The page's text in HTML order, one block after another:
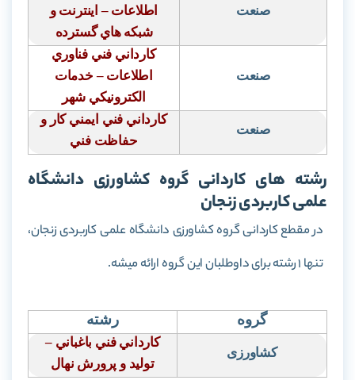
صنعت
اطلاعات – اينترنت و
شبكه هاي گسترده
صنعت
كارداني فني فناوري
اطلاعات – خدمات
الكترونيكي شهر
صنعت
كارداني فني ايمني كار و
حفاظت فني
رشته های کاردانی گروه کشاورزی دانشگاه
علمی کاربردی زنجان
در مقطع کاردانی گروه کشاورزی دانشگاه علمی کاربردی زنجان،
تنها 1 رشته برای داوطلبان این گروه ارائه میشه.
گروه رشته
کشاورزی
كارداني فني باغباني –
توليد و پرورش نهال